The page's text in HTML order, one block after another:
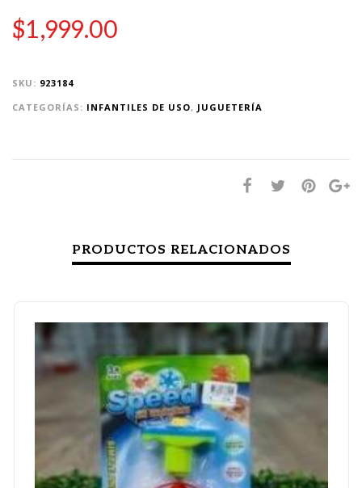
$1,999.00
SKU: 923184
CATEGORÍAS: INFANTILES DE USO, JUGUETERÍA
PRODUCTOS RELACIONADOS